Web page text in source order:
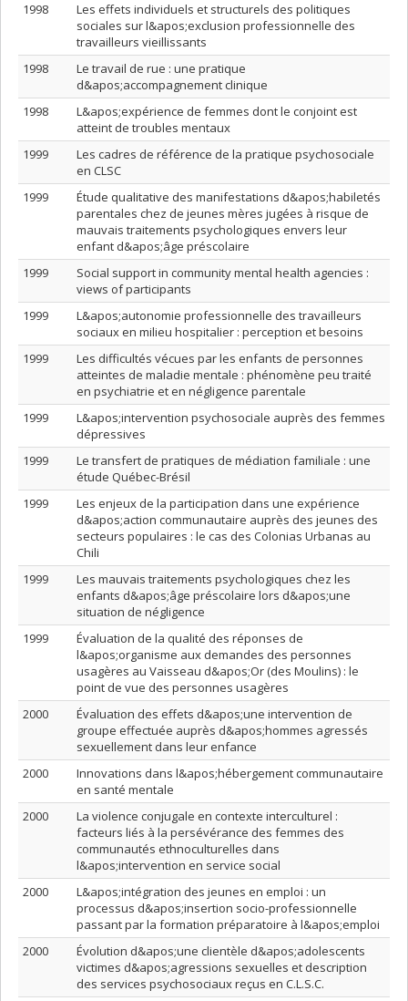
1998
Les effets individuels et structurels des politiques
sociales sur l&apos;exclusion professionnelle des
travailleurs vieillissants
1998
Le travail de rue : une pratique
d&apos;accompagnement clinique
1998
L&apos;expérience de femmes dont le conjoint est
atteint de troubles mentaux
1999
Les cadres de référence de la pratique psychosociale
en CLSC
1999
Étude qualitative des manifestations d&apos;habiletés
parentales chez de jeunes mères jugées à risque de
mauvais traitements psychologiques envers leur
enfant d&apos;âge préscolaire
1999
Social support in community mental health agencies :
views of participants
1999
L&apos;autonomie professionnelle des travailleurs
sociaux en milieu hospitalier : perception et besoins
1999
Les difficultés vécues par les enfants de personnes
atteintes de maladie mentale : phénomène peu traité
en psychiatrie et en négligence parentale
1999
L&apos;intervention psychosociale auprès des femmes
dépressives
1999
Le transfert de pratiques de médiation familiale : une
étude Québec-Brésil
1999
Les enjeux de la participation dans une expérience
d&apos;action communautaire auprès des jeunes des
secteurs populaires : le cas des Colonias Urbanas au
Chili
1999
Les mauvais traitements psychologiques chez les
enfants d&apos;âge préscolaire lors d&apos;une
situation de négligence
1999
Évaluation de la qualité des réponses de
l&apos;organisme aux demandes des personnes
usagères au Vaisseau d&apos;Or (des Moulins) : le
point de vue des personnes usagères
2000
Évaluation des effets d&apos;une intervention de
groupe effectuée auprès d&apos;hommes agressés
sexuellement dans leur enfance
2000
Innovations dans l&apos;hébergement communautaire
en santé mentale
2000
La violence conjugale en contexte interculturel :
facteurs liés à la persévérance des femmes des
communautés ethnoculturelles dans
l&apos;intervention en service social
2000
L&apos;intégration des jeunes en emploi : un
processus d&apos;insertion socio-professionnelle
passant par la formation préparatoire à l&apos;emploi
2000
Évolution d&apos;une clientèle d&apos;adolescents
victimes d&apos;agressions sexuelles et description
des services psychosociaux reçus en C.L.S.C.